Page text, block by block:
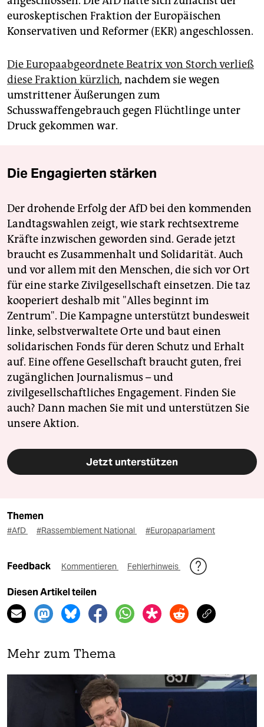
euroskeptischen Fraktion der Europäischen
Konservativen und Reformer (EKR) angeschlossen.
Die Europaabgeordnete Beatrix von Storch verließ
diese Fraktion kürzlich, nachdem sie wegen
umstrittener Äußerungen zum
Schusswaffengebrauch gegen Flüchtlinge unter
Druck gekommen war.
Die Engagierten stärken
Der drohende Erfolg der AfD bei den kommenden
Landtagswahlen zeigt, wie stark rechtsextreme
Kräfte inzwischen geworden sind. Gerade jetzt
braucht es Zusammenhalt und Solidarität. Auch
und vor allem mit den Menschen, die sich vor Ort
für eine starke Zivilgesellschaft einsetzen. Die taz
kooperiert deshalb mit "Alles beginnt im
Zentrum". Die Kampagne unterstützt bundesweit
linke, selbstverwaltete Orte und baut einen
solidarischen Fonds für deren Schutz und Erhalt
auf. Eine offene Gesellschaft braucht guten, frei
zugänglichen Journalismus – und
zivilgesellschaftliches Engagement. Finden Sie
auch? Dann machen Sie mit und unterstützen Sie
unsere Aktion.
Jetzt unterstützen
Themen
#AfD #Rassemblement National #Europaparlament
Feedback Kommentieren Fehlerhinweis
Diesen Artikel teilen
Mehr zum Thema